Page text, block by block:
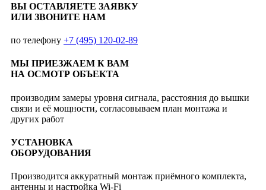
ВЫ ОСТАВЛЯЕТЕ ЗАЯВКУ
ИЛИ ЗВОНИТЕ НАМ
по телефону +7 (495) 120-02-89
МЫ ПРИЕЗЖАЕМ К ВАМ
НА ОСМОТР ОБЪЕКТА
производим замеры уровня сигнала, расстояния до вышки
связи и её мощности, согласовываем план монтажа и
других работ
УСТАНОВКА
ОБОРУДОВАНИЯ
Производится аккуратный монтаж приёмного комплекта,
антенны и настройка Wi-Fi